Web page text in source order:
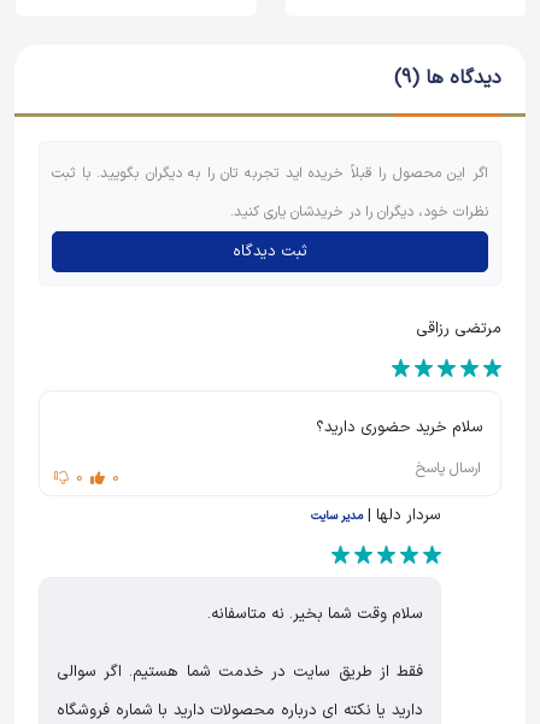
دیدگاه ها (9)
اگر این محصول را قبلاً خریده اید تجربه تان را به دیگران بگویید. با ثبت
نظرات خود، دیگران را در خریدشان یاری کنید.
ثبت دیدگاه
مرتضی رزاقی
سلام خرید حضوری دارید؟
0
0 ارسال پاسخ
سردار دلها |مدیر سایت
سلام وقت شما بخیر. نه متاسفانه.
فقط از طریق سایت در خدمت شما هستیم. اگر سوالی
دارید یا نکته ای درباره محصولات دارید با شماره فروشگاه